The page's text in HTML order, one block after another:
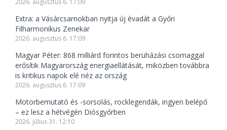
2026. augusztus 6. 17:09
Extra: a Vásárcsarnokban nyitja új évadát a Győri
Filharmonikus Zenekar
2026. augusztus 6. 17:09
Magyar Péter: 868 milliárd forintos beruházási csomaggal
erősítik Magyarország energiaellátását, miközben továbbra
is kritikus napok elé néz az ország
2026. augusztus 6. 17:09
Motorbemutató és -sorsolás, rocklegendák, ingyen belépő
– ez lesz a hétvégén Diósgyőrben
2026. július 31. 12:10